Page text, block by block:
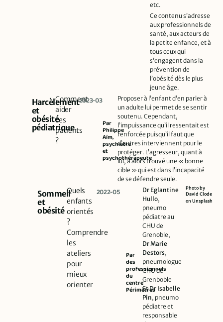
etc.
Ce contenu s’adresse
aux professionnels de
santé, aux acteurs de
la petite enfance, et à
tous ceux qui
s’engagent dans la
prévention de
l’obésité dès le plus
jeune âge.
Harcèlement
et
obésité
pédiatrique​
Comment
aider
ces
patients
?
2023-03
Par
Philippe
Aïm,
psychiatre
et
psychothérapeute​
Proposer à l’enfant d’en parler à
un adulte lui permet de se sentir
soutenu. Cependant,
l’impuissance qu’il ressentait est
renforcée puisqu’il faut que
d’autres interviennent pour le
protéger. L’agresseur, quant à
lui, a alors trouvé une « bonne
cible » qui est dans l’incapacité
de se défendre seule.
Sommeil
et
obésité
Quels
enfants
orientés
?
Comprendre
les
ateliers
pour
mieux
orienter
2022-05
Par
des
professionnels
du
centre
Périmètres
Dr Eglantine
Hullo,
pneumo
pédiatre au
CHU de
Grenoble,
Dr Marie
Destors,
pneumologue
CHU de
Grenboble
EtDr Isabelle
Pin, pneumo
pédiatre et
responsable
Photo by
David Clode
on Unsplash